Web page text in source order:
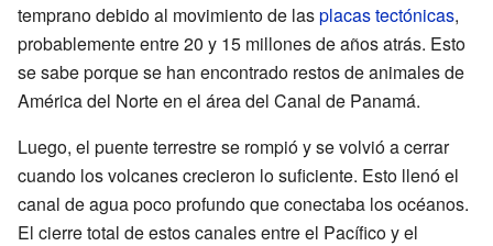
temprano debido al movimiento de lasplacas tectónicas,
probablemente entre 20 y 15 millones de años atrás. Esto
se sabe porque se han encontrado restos de animales de
América del Norte en el área del Canal de Panamá.
Luego, el puente terrestre se rompió y se volvió a cerrar
cuando los volcanes crecieron lo suficiente. Esto llenó el
canal de agua poco profundo que conectaba los océanos.
El cierre total de estos canales entre el Pacífico y el